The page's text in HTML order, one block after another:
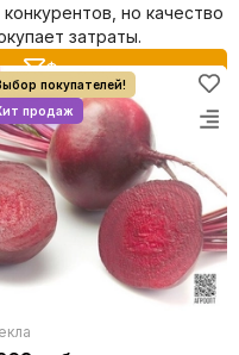
но качество
затраты.
Фильтр товаров